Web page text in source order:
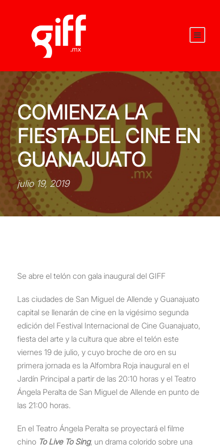
COMIENZA LA
FIESTA DEL CINE EN
GUANAJUATO
julio 19, 2019
Se abre el telón con gala inaugural del GIFF
Las ciudades de San Miguel de Allende y Guanajuato
capital se llenarán de cine en la vigésimo segunda
edición del Festival Internacional de Cine Guanajuato,
fiesta del arte y la cultura que abre el telón este
viernes 19 de julio, y cuyo broche de oro en su
primera jornada es la Alfombra Roja inaugural en el
Jardín Principal a partir de las 20:10 horas y el Teatro
Ángela Peralta de San Miguel de Allende en punto de
las 21:00 horas.
En el Teatro Ángela Peralta se proyectará el filme
chino To Live To Sing, un drama colorido sobre una